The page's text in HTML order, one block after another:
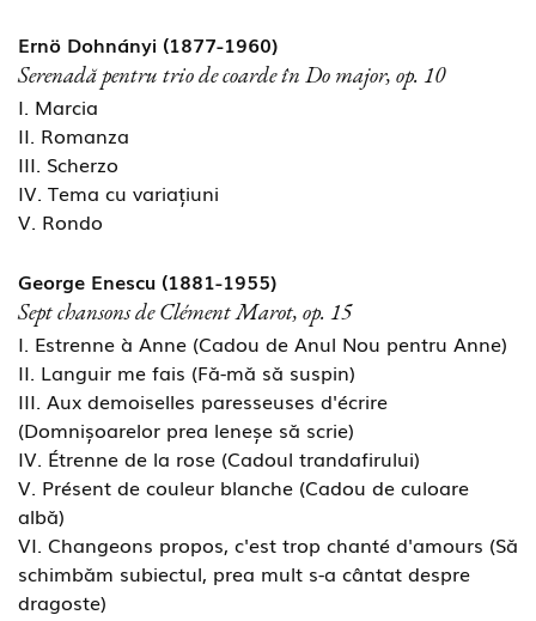
Ernö Dohnányi (1877-1960)
Serenadă pentru trio de coarde în Do major, op. 10
I. Marcia
II. Romanza
III. Scherzo
IV. Tema cu variațiuni
V. Rondo
George Enescu (1881-1955)
Sept chansons de Clément Marot, op. 15
I. Estrenne à Anne (Cadou de Anul Nou pentru Anne)
II. Languir me fais (Fă-mă să suspin)
III. Aux demoiselles paresseuses d'écrire
(Domnișoarelor prea leneșe să scrie)
IV. Étrenne de la rose (Cadoul trandafirului)
V. Présent de couleur blanche (Cadou de culoare
albă)
VI. Changeons propos, c'est trop chanté d'amours (Să
schimbăm subiectul, prea mult s-a cântat despre
dragoste)